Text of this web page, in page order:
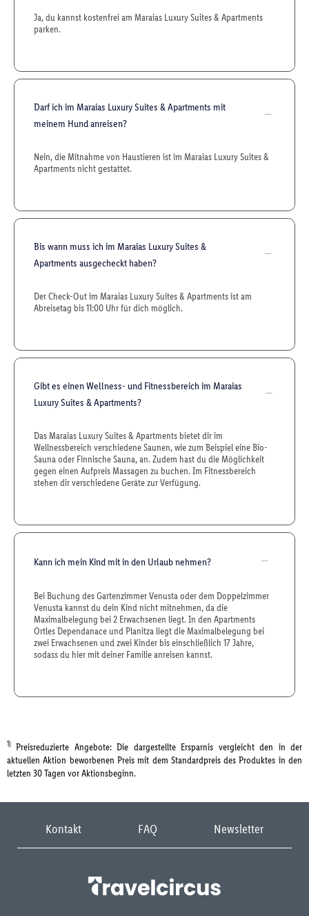
Ja, du kannst kostenfrei am Maraias Luxury Suites & Apartments
parken.
Darf ich im Maraias Luxury Suites & Apartments mit
meinem Hund anreisen?
Nein, die Mitnahme von Haustieren ist im Maraias Luxury Suites &
Apartments nicht gestattet.
Bis wann muss ich im Maraias Luxury Suites &
Apartments ausgecheckt haben?
Der Check-Out im Maraias Luxury Suites & Apartments ist am
Abreisetag bis 11:00 Uhr für dich möglich.
Gibt es einen Wellness- und Fitnessbereich im Maraias
Luxury Suites & Apartments?
Das Maraias Luxury Suites & Apartments bietet dir im
Wellnessbereich verschiedene Saunen, wie zum Beispiel eine Bio-
Sauna oder Finnische Sauna, an. Zudem hast du die Möglichkeit
gegen einen Aufpreis Massagen zu buchen. Im Fitnessbereich
stehen dir verschiedene Geräte zur Verfügung.
Kann ich mein Kind mit in den Urlaub nehmen?
Bei Buchung des Gartenzimmer Venusta oder dem Doppelzimmer
Venusta kannst du dein Kind nicht mitnehmen, da die
Maximalbelegung bei 2 Erwachsenen liegt. In den Apartments
Ortles Dependanace und Planitza liegt die Maximalbelegung bei
zwei Erwachsenen und zwei Kinder bis einschließlich 17 Jahre,
sodass du hier mit deiner Familie anreisen kannst.
1) Preisreduzierte Angebote: Die dargestellte Ersparnis vergleicht den in der
aktuellen Aktion beworbenen Preis mit dem Standardpreis des Produktes in den
letzten 30 Tagen vor Aktionsbeginn.
Kontakt FAQ Newsletter